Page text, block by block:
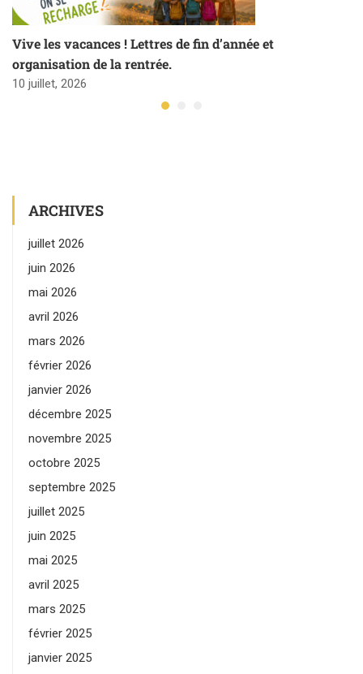
Vive les vacances ! Lettres de fin d’année et
organisation de la rentrée.
10 juillet, 2026
ARCHIVES
juillet 2026
juin 2026
mai 2026
avril 2026
mars 2026
février 2026
janvier 2026
décembre 2025
novembre 2025
octobre 2025
septembre 2025
juillet 2025
juin 2025
mai 2025
avril 2025
mars 2025
février 2025
janvier 2025